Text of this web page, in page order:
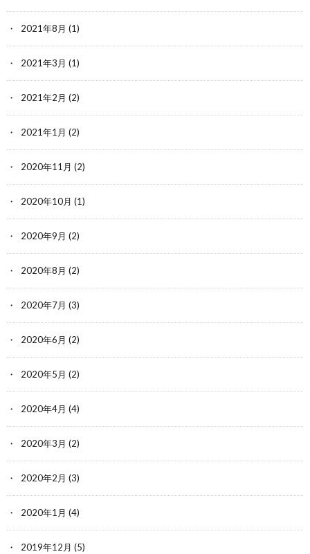
2021年8月 (1)
2021年3月 (1)
2021年2月 (2)
2021年1月 (2)
2020年11月 (2)
2020年10月 (1)
2020年9月 (2)
2020年8月 (2)
2020年7月 (3)
2020年6月 (2)
2020年5月 (2)
2020年4月 (4)
2020年3月 (2)
2020年2月 (3)
2020年1月 (4)
2019年12月 (5)